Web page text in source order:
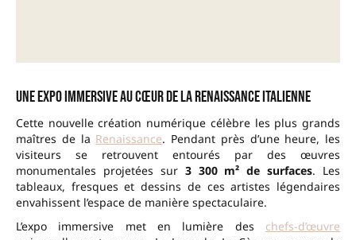
Une expo immersive au cœur de la Renaissance italienne
Cette nouvelle création numérique célèbre les plus grands
maîtres de la Renaissance. Pendant près d’une heure, les
visiteurs se retrouvent entourés par des œuvres
monumentales projetées sur 3 300 m² de surfaces. Les
tableaux, fresques et dessins de ces artistes légendaires
envahissent l’espace de manière spectaculaire.
L’expo immersive met en lumière des chefs-d’œuvre